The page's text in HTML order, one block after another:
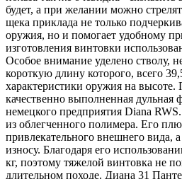
будет, а при желании можно
щека приклада не только
оружия, но и помогает удобному
изготовления винтовки
Особое внимание уделено стволу,
короткую длину которого, всего
характеристики оружия на
качественно выполненная дульная
немецкого предприятия Diana
из облегченного полимера. Его
привлекательного внешнего вида,
износу. Благодаря его
кг, поэтому тяжелой винтовка не
длительном походе. Диана 31